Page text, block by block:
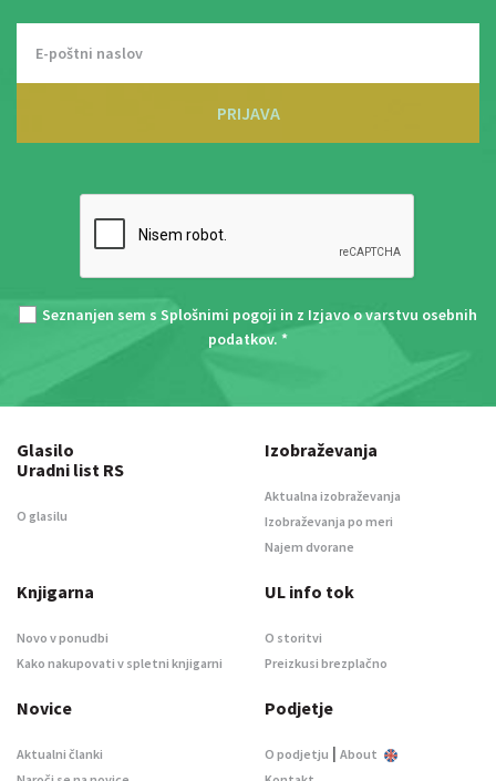
PRIJAVA
Seznanjen sem s Splošnimi pogoji in z Izjavo o varstvu osebnih
podatkov. *
Glasilo
Uradni list RS
O glasilu
Izobraževanja
Aktualna izobraževanja
Izobraževanja po meri
Najem dvorane
Knjigarna
Novo v ponudbi
Kako nakupovati v spletni knjigarni
UL info tok
O storitvi
Preizkusi brezplačno
Novice
Aktualni članki
Podjetje
O podjetju | About